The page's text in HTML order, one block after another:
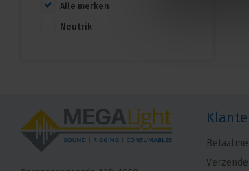
Alle merken
Neutrik